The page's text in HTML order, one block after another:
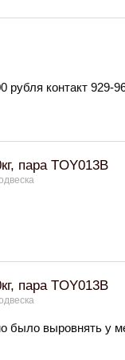
рубля контакт 929-
пара TOY013B
пара TOY013B
было выровнять у